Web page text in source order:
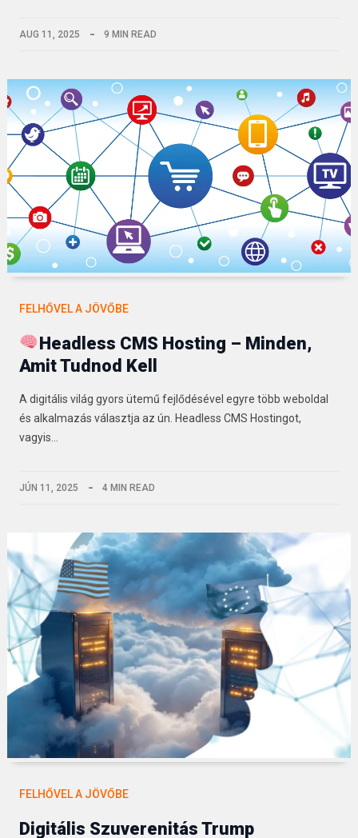
AUG 11, 2025 9 MIN READ
FELHŐVEL A JÖVŐBE
Headless CMS Hosting – Minden,
Amit Tudnod Kell
A digitális világ gyors ütemű fejlődésével egyre több weboldal
és alkalmazás választja az ún. Headless CMS Hostingot,
vagyis…
JÚN 11, 2025 4 MIN READ
FELHŐVEL A JÖVŐBE
Digitális Szuverenitás Trump